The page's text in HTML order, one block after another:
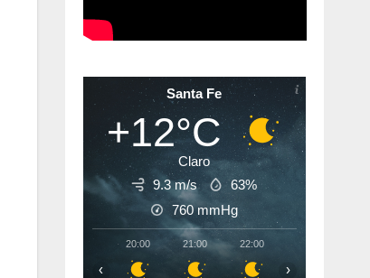
Santa Fe
+12°C
Claro
9.3 m/s
63%
760mmHg
20:00 21:00 22:00
‹ ›